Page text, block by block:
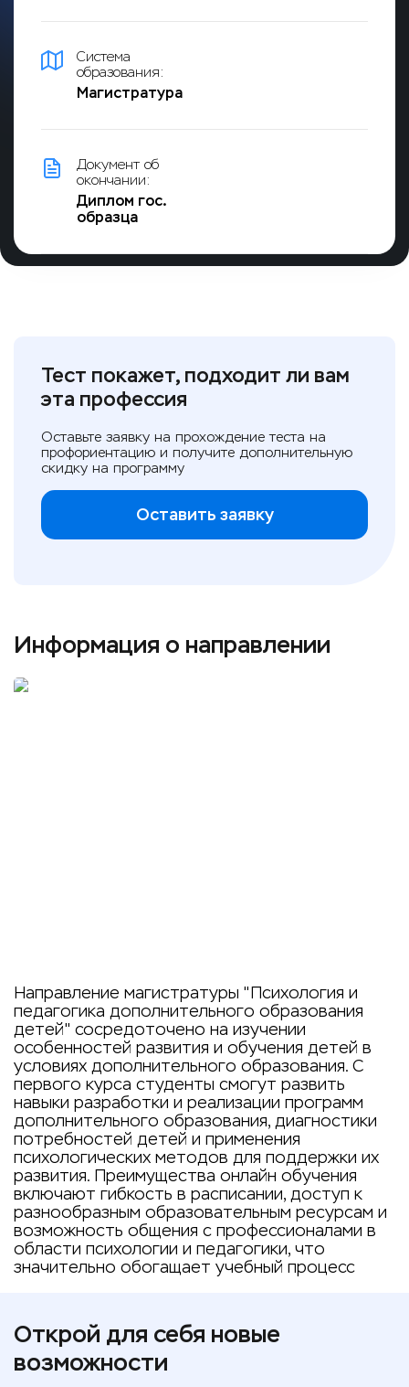
Система
образования:
Магистратура
Документ об
окончании:
Диплом гос.
образца
Тест покажет, подходит ли вам
эта профессия
Оставьте заявку на прохождение теста на
профориентацию и получите дополнительную
скидку на программу
Оставить заявку
Информация о направлении
Направление магистратуры "Психология и
педагогика дополнительного образования
детей" сосредоточено на изучении
особенностей развития и обучения детей в
условиях дополнительного образования. С
первого курса студенты смогут развить
навыки разработки и реализации программ
дополнительного образования, диагностики
потребностей детей и применения
психологических методов для поддержки их
развития. Преимущества онлайн обучения
включают гибкость в расписании, доступ к
разнообразным образовательным ресурсам и
возможность общения с профессионалами в
области психологии и педагогики, что
значительно обогащает учебный процесс
Открой для себя новые
возможности